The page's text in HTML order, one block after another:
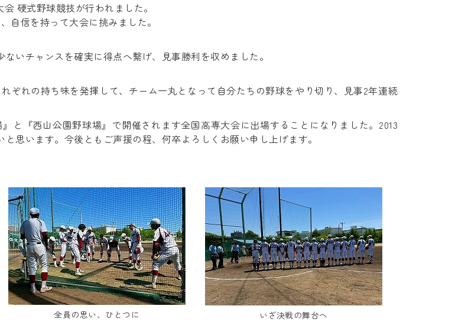
硬式野球競技が行われました。
自信を持って大会に挑みました。
いチャンスを確実に得点へ繋げ、見事勝利を収めました。
ぞれの持ち味を発揮して、チーム一丸となって自分たちの野球をやり切り、見事2年連続
と『西山公園野球場』で開催されます全国高専大会に出場することになりました。2013
思います。今後ともご声援の程、何卒よろしくお願い申し上げます。
全員の思い、ひとつに いざ決戦の舞台へ